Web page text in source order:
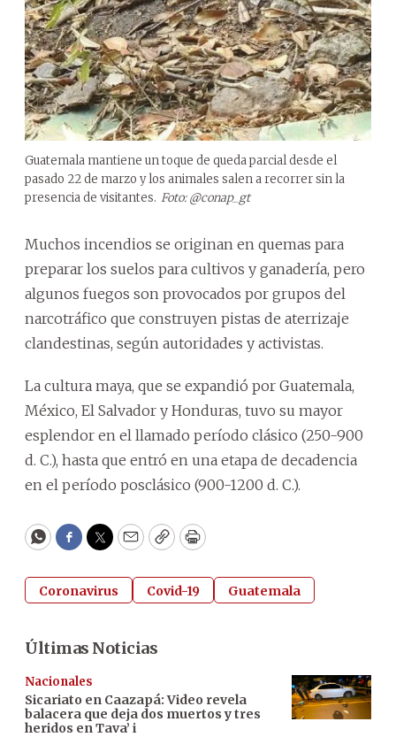
Guatemala mantiene un toque de queda parcial desde el
pasado 22 de marzo y los animales salen a recorrer sin la
presencia de visitantes. Foto: @conap_gt
Muchos incendios se originan en quemas para
preparar los suelos para cultivos y ganadería, pero
algunos fuegos son provocados por grupos del
narcotráfico que construyen pistas de aterrizaje
clandestinas, según autoridades y activistas.
La cultura maya, que se expandió por Guatemala,
México, El Salvador y Honduras, tuvo su mayor
esplendor en el llamado período clásico (250-900
d. C.), hasta que entró en una etapa de decadencia
en el período posclásico (900-1200 d. C.).
WhatsApp
Facebook
Twitter
EmailCopyPrint
Coronavirus Covid-19 Guatemala
Últimas Noticias
Nacionales
Sicariato en Caazapá: Video revela
balacera que deja dos muertos y tres
heridos en Tava’ i